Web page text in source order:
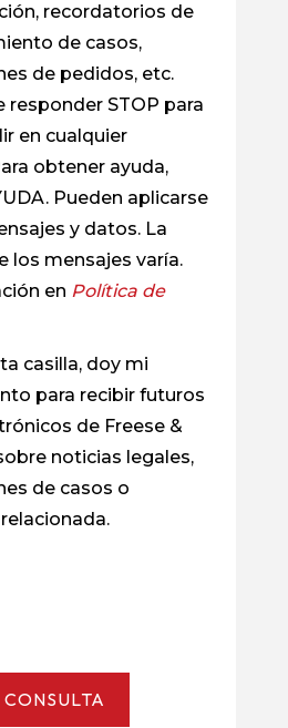
recordatorios de
de casos,
de pedidos, etc.
responder STOP para
en cualquier
obtener ayuda,
Pueden aplicarse
y datos. La
los mensajes varía.
en Política de
casilla, doy mi
para recibir futuros
de Freese &
noticias legales,
de casos o